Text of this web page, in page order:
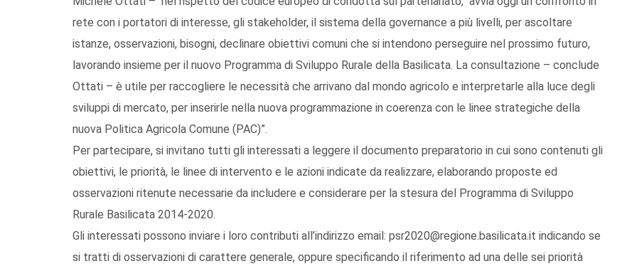
rete con i portatori di interesse, gli stakeholder, il sistema della governance a più livelli, per ascoltare
istanze, osservazioni, bisogni, declinare obiettivi comuni che si intendono perseguire nel prossimo futuro,
lavorando insieme per il nuovo Programma di Sviluppo Rurale della Basilicata. La consultazione – conclude
Ottati – è utile per raccogliere le necessità che arrivano dal mondo agricolo e interpretarle alla luce degli
sviluppi di mercato, per inserirle nella nuova programmazione in coerenza con le linee strategiche della
nuova Politica Agricola Comune (PAC)”.
Per partecipare, si invitano tutti gli interessati a leggere il documento preparatorio in cui sono contenuti gli
obiettivi, le priorità, le linee di intervento e le azioni indicate da realizzare, elaborando proposte ed
osservazioni ritenute necessarie da includere e considerare per la stesura del Programma di Sviluppo
Rurale Basilicata 2014-2020.
Gli interessati possono inviare i loro contributi all’indirizzo email: psr2020@regione.basilicata.it indicando se
si tratti di osservazioni di carattere generale, oppure specificando il riferimento ad una delle sei priorità